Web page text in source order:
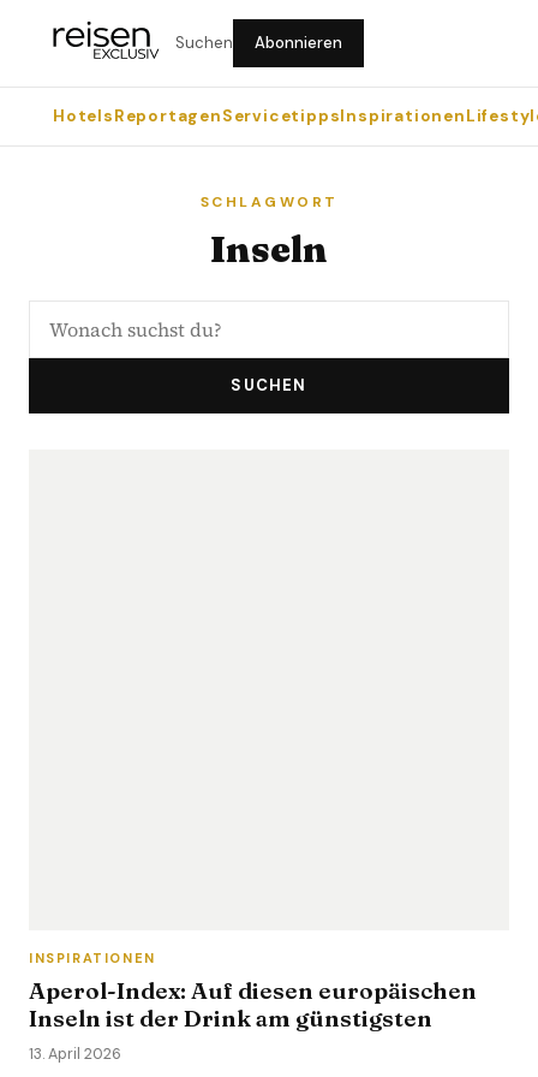
Suchen Abonnieren
HotelsReportagenServicetippsInspirationen
SCHLAGWORT
Inseln
SUCHEN
INSPIRATIONEN
Aperol-Index: Auf diesen europäischen
Inseln ist der Drink am günstigsten
13. April 2026